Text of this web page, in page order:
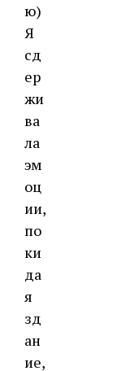
ю)
Я
сд
ер
жи
ва
ла
эм
оц
ии,
по
ки
да
я
зд
ан
ие,